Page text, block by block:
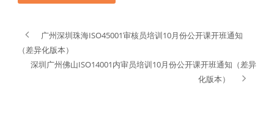
广州深圳珠海ISO45001审核员培训10月份公开课开班通知
（差异化版本）
深圳广州佛山ISO14001内审员培训10月份公开课开班通知（差异
化版本）